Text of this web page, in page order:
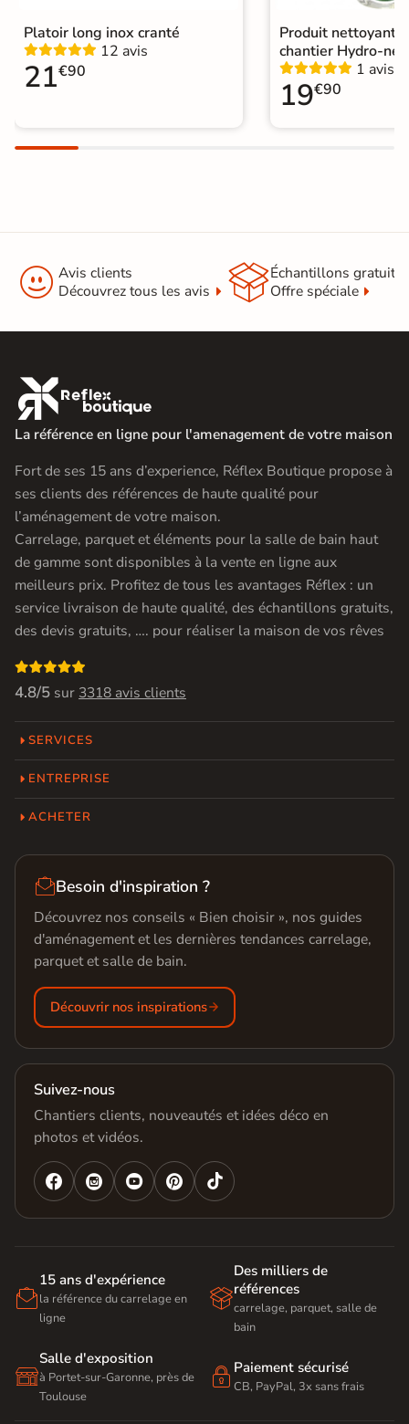
Platoir long inox cranté
12 avis
21€90
Produit nettoyant
chantier Hydro-net
1 avis
19€90
 Avis clients
Découvrez tous les avis
Échantillons gratuit
Offre spéciale

La référence en ligne pour l'amenagement de votre maison
Fort de ses 15 ans d’experience, Réflex Boutique propose à
ses clients des références de haute qualité pour
l’aménagement de votre maison.
Carrelage, parquet et éléments pour la salle de bain haut
de gamme sont disponibles à la vente en ligne aux
meilleurs prix. Profitez de tous les avantages Réflex : un
service livraison de haute qualité, des échantillons gratuits,
des devis gratuits, …. pour réaliser la maison de vos rêves

4.8/5 sur 3318 avis clients
SERVICES
ENTREPRISE
ACHETER
Besoin d'inspiration ?
Découvrez nos conseils « Bien choisir », nos guides
d'aménagement et les dernières tendances carrelage,
parquet et salle de bain.
Découvrir nos inspirations
Suivez-nous
Chantiers clients, nouveautés et idées déco en
photos et vidéos.
   

15 ans d'expérience
la référence du carrelage en
ligne

Des milliers de
références
carrelage, parquet, salle de
bain

Salle d'exposition
à Portet-sur-Garonne, près de
Toulouse
 Paiement sécurisé
CB, PayPal, 3x sans frais